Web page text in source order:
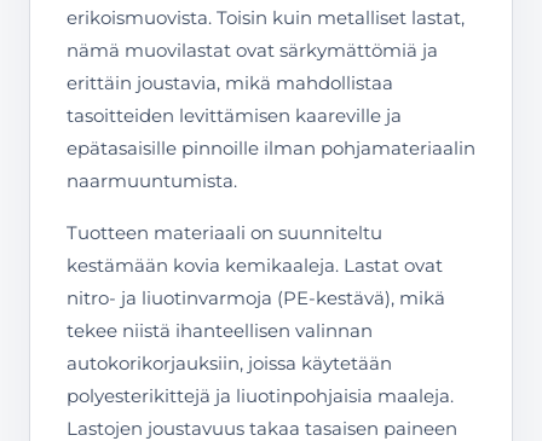
erikoismuovista. Toisin kuin metalliset lastat,
nämä muovilastat ovat särkymättömiä ja
erittäin joustavia, mikä mahdollistaa
tasoitteiden levittämisen kaareville ja
epätasaisille pinnoille ilman pohjamateriaalin
naarmuuntumista.
Tuotteen materiaali on suunniteltu
kestämään kovia kemikaaleja. Lastat ovat
nitro- ja liuotinvarmoja (PE-kestävä), mikä
tekee niistä ihanteellisen valinnan
autokorikorjauksiin, joissa käytetään
polyesterikittejä ja liuotinpohjaisia maaleja.
Lastojen joustavuus takaa tasaisen paineen